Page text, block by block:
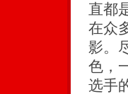
直都
在众
影。
色，
选手